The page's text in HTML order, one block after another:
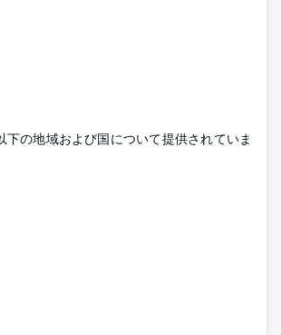
下の地域および国について提供されていま